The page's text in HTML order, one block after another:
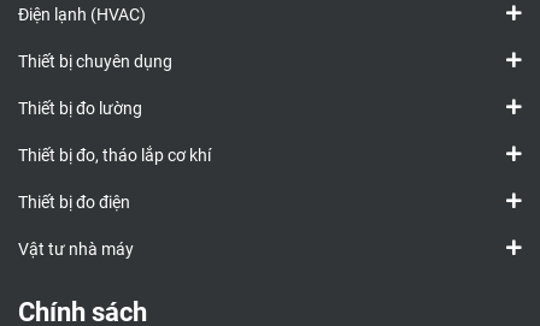
Điện lạnh (HVAC)
Thiết bị chuyên dụng
Thiết bị đo lường
Thiết bị đo, tháo lắp cơ khí
Thiết bị đo điện
Vật tư nhà máy
Chính sách